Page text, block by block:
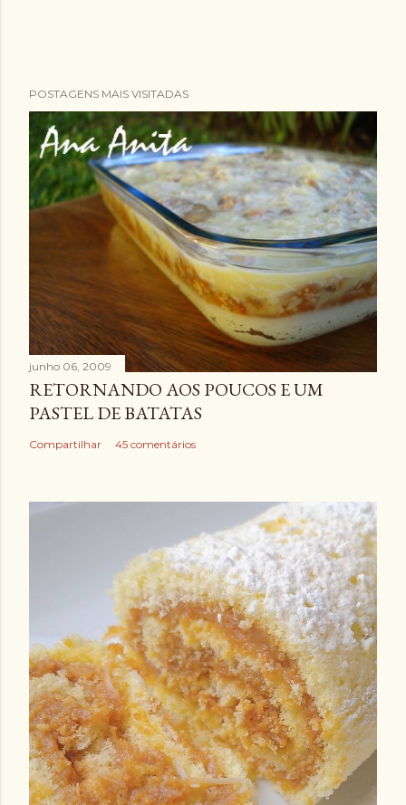
POSTAGENS MAIS VISITADAS
junho 06, 2009
RETORNANDO AOS POUCOS E UM
PASTEL DE BATATAS
Compartilhar 45 comentários